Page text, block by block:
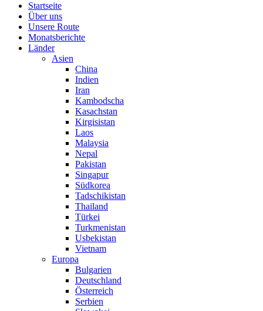
Startseite
Über uns
Unsere Route
Monatsberichte
Länder
Asien
China
Indien
Iran
Kambodscha
Kasachstan
Kirgisistan
Laos
Malaysia
Nepal
Pakistan
Singapur
Südkorea
Tadschikistan
Thailand
Türkei
Turkmenistan
Usbekistan
Vietnam
Europa
Bulgarien
Deutschland
Österreich
Serbien